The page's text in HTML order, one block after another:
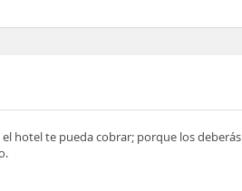
hotel te pueda cobrar; porque los deberás